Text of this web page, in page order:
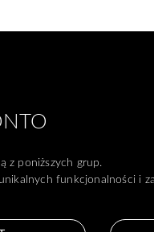
z poniższych grup.
funkcjonalności i